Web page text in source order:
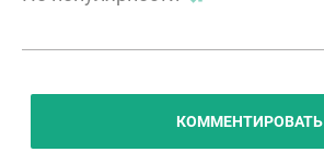
КОММЕНТИРОВАТЬ